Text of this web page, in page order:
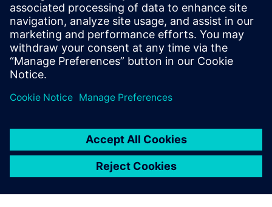
IVPower AFA analyzes transient records & events in real
time operators & experts to focus on essential facts and
make appropriate decisions.
Saznajte više